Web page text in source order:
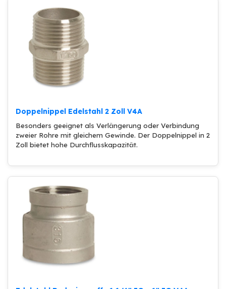
Doppelnippel Edelstahl 2 Zoll V4A
Besonders geeignet als Verlängerung oder Verbindung
zweier Rohre mit gleichem Gewinde. Der Doppelnippel in 2
Zoll bietet hohe Durchflusskapazität.